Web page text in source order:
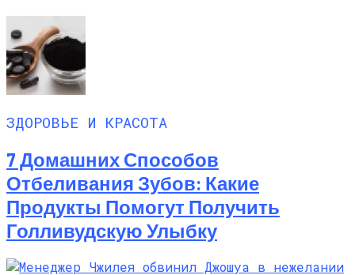
ЗДОРОВЬЕ И КРАСОТА
7 Домашних Способов
Отбеливания Зубов: Какие
Продукты Помогут Получить
Голливудскую Улыбку